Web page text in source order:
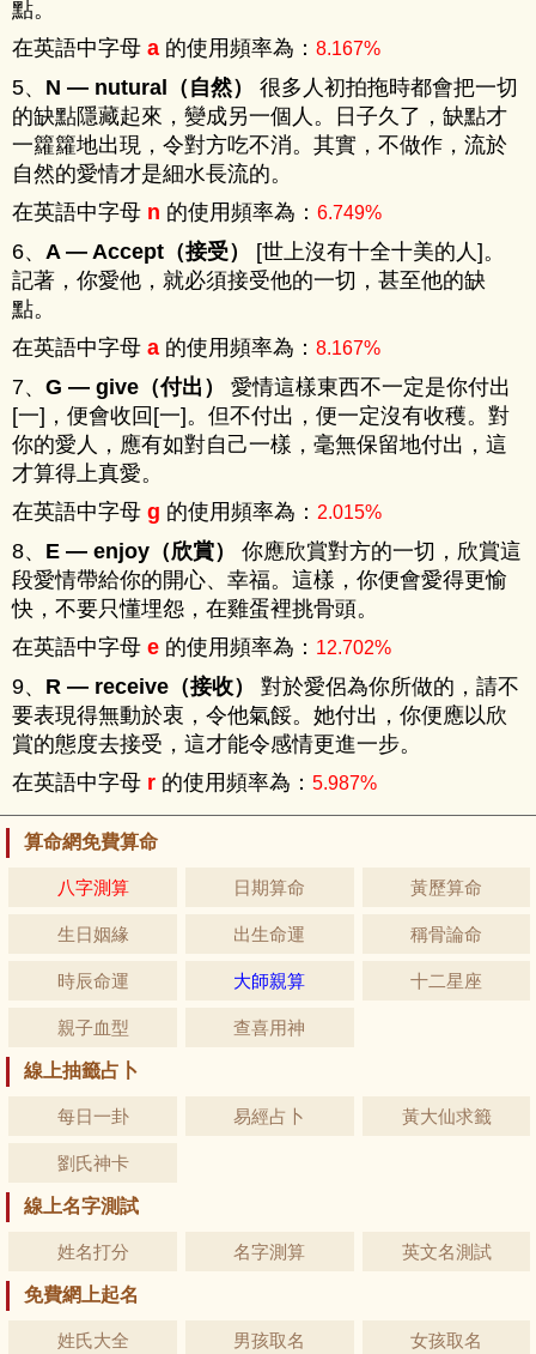
點。
在英語中字母 a 的使用頻率為： 8.167%
5、 N — nutural（自然）
很多人初拍拖時都會把一切
的缺點隱藏起來，變成另一個人。日子久了，缺點才
一籮籮地出現，令對方吃不消。其實，不做作，流於
自然的愛情才是細水長流的。
在英語中字母 n 的使用頻率為： 6.749%
6、 A — Accept（接受）
[世上沒有十全十美的人]。
記著，你愛他，就必須接受他的一切，甚至他的缺
點。
在英語中字母 a 的使用頻率為： 8.167%
7、 G — give（付出）
愛情這樣東西不一定是你付出
[一]，便會收回[一]。但不付出，便一定沒有收穫。對
你的愛人，應有如對自己一樣，毫無保留地付出，這
才算得上真愛。
在英語中字母 g 的使用頻率為： 2.015%
8、 E — enjoy（欣賞）
你應欣賞對方的一切，欣賞這
段愛情帶給你的開心、幸福。這樣，你便會愛得更愉
快，不要只懂埋怨，在雞蛋裡挑骨頭。
在英語中字母 e 的使用頻率為： 12.702%
9、 R — receive（接收）
對於愛侶為你所做的，請不
要表現得無動於衷，令他氣餒。她付出，你便應以欣
賞的態度去接受，這才能令感情更進一步。
在英語中字母 r 的使用頻率為： 5.987%
算命網免費算命
八字測算 日期算命 黃歷算命
生日姻緣 出生命運 稱骨論命
時辰命運 大師親算 十二星座
親子血型 查喜用神
線上抽籤占卜
每日一卦 易經占卜 黃大仙求籤
劉氏神卡
線上名字測試
姓名打分 名字測算 英文名測試
免費網上起名
姓氏大全 男孩取名 女孩取名